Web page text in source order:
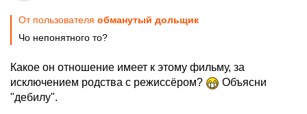
От пользователя обманутый дольщик
Чо непонятного то?
Какое он отношение имеет к этому фильму, за
исключением родства с режиссёром?
Объясни
"дебилу".